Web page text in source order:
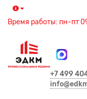
Время работы: пн-пт
+7 499